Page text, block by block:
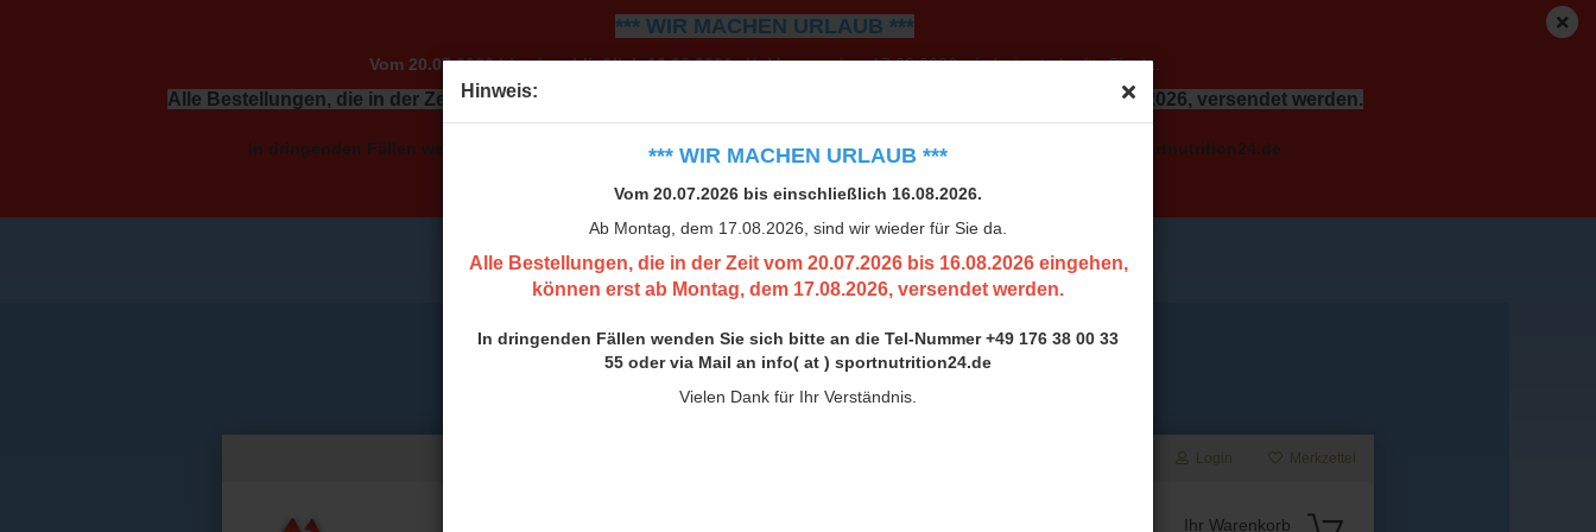
Hinweis:
*** WIR MACHEN URLAUB ***
Vom 20.07.2026 bis einschließlich 16.08.2026.
Ab Montag, dem 17.08.2026, sind wir wieder für Sie da.
Alle Bestellungen, die in der Zeit vom 20.07.2026 bis 16.08.2026 eingehen,
können erst ab Montag, dem 17.08.2026, versendet werden.
In dringenden Fällen wenden Sie sich bitte an die Tel-Nummer +49 176 38 00 33
55 oder via Mail an info( at ) sportnutrition24.de
Vielen Dank für Ihr Verständnis.
Suche...
Login Merkzettel
Ihr Warenkorb
*** WIR MACHEN URLAUB ***
Vom 20.07.2026 bis einschließlich 16.08.2026.Ab Montag, dem 17.08.2026, sind wir wieder für Sie da.
Alle Bestellungen, die in der Zeit vom 20.07.2026 bis 16.08.2026 eingehen, können erst ab Montag, dem 17.08.2026, versendet werden.
In dringenden Fällen wenden Sie sich bitte an die Tel-Nummer +49 176 38 00 33 55 oder via Mail an info( at ) sportnutrition24.de